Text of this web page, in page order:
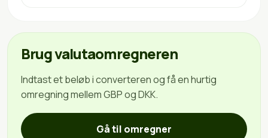
Brug valutaomregneren
Indtast et beløb i converteren og få en hurtig
omregning mellem GBP og DKK.
Gå til omregner